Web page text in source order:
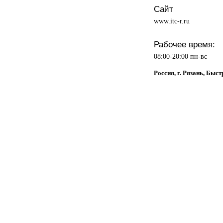
Сайт
www.itc-r.ru
Рабочее время:
08:00-20:00 пн-вс
Россия, г. Рязань,